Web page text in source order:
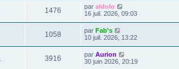
1476 par aldolo
16 juil. 2026, 09:03
1058 par Fab's
10 juil. 2026, 13:22
3916 par Aurion
30 juin 2026, 20:19